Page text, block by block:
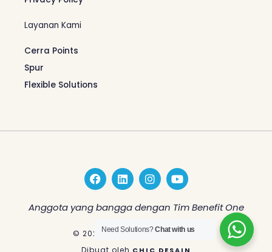
Layanan Kami
Cerra Points
Spur
Flexible Solutions
F
a
c
e
L
i
n
k
e
d
I
n
s
t
a
g
Y
o
u
t
b
Anggota yang bangga dengan Tim Benefit One
© 2026 Benefit One Indonesia
Need Solutions?Chat with us